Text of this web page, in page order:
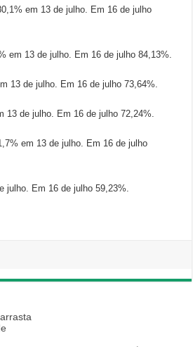
em 13 de julho. Em 16 de julho
em 13 de julho. Em 16 de julho 84,13%.
13 de julho. Em 16 de julho 73,64%.
13 de julho. Em 16 de julho 72,24%.
em 13 de julho. Em 16 de julho
julho. Em 16 de julho 59,23%.